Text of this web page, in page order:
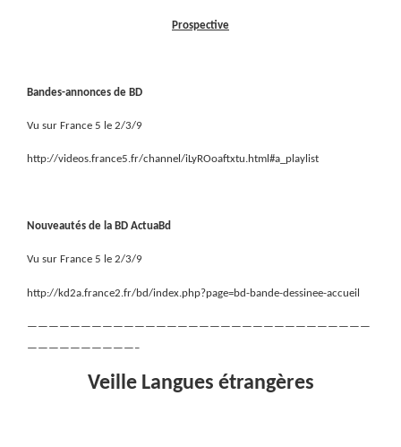
Prospective
Bandes-annonces de BD
Vu sur France 5 le 2/3/9
http://videos.france5.fr/channel/iLyROoaftxtu.html#a_playlist
Nouveautés de la BD ActuaBd
Vu sur France 5 le 2/3/9
http://kd2a.france2.fr/bd/index.php?page=bd-bande-dessinee-accueil
————————————————————————————————
——————————–
Veille Langues étrangères